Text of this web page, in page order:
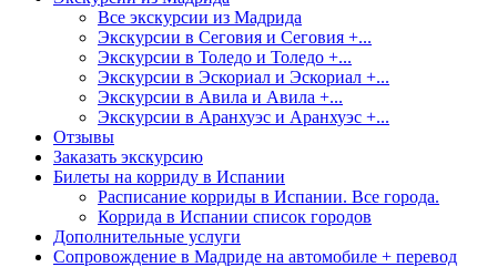
Все экскурсии из Мадрида
Экскурсии в Сеговия и Сеговия +...
Экскурсии в Толедо и Толедо +...
Экскурсии в Эскориал и Эскориал +...
Экскурсии в Авила и Авила +...
Экскурсии в Аранхуэс и Аранхуэс +...
Отзывы
Заказать экскурсию
Билеты на корриду в Испании
Расписание корриды в Испании. Все города.
Коррида в Испании список городов
Дополнительные услуги
Сопровождение в Мадриде на автомобиле + перевод